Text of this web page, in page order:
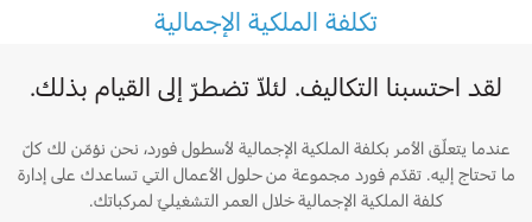
العربية
الضمان والتأمين
Ford Protect لمحة عامة عن
باقة الصيانة الفائقة
باقة الخدمة
تكلفة الملكية الإجمالية
لقد احتسبنا التكاليف. لئلاّ تضطرّ إلى القيام بذلك.
عندما يتعلّق الأمر بكلفة الملكية الإجمالية لأسطول فورد، نحن نؤمّن لك كلّ
ما تحتاج إليه. تقدّم فورد مجموعة من حلول الأعمال التي تساعدك على إدارة
كلفة الملكية الإجمالية خلال العمر التشغيليّ لمركباتك.